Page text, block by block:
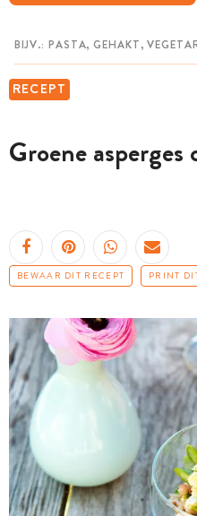
RECEPT
Groene asperges
BEWAAR DIT RECEPT PRINT
MIJN BEWAARDE RECEPTEN